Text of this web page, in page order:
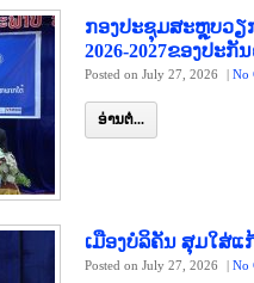
ກອງປະຊຸມສະຫຼຸບວຽ
2026-2027ຂອງປະ
Posted on July 27, 2026 | No
ອ່ານຕໍ່...
ເມືອງບໍລິຄັນ ສຸມໃສ່ແ
Posted on July 27, 2026 | No